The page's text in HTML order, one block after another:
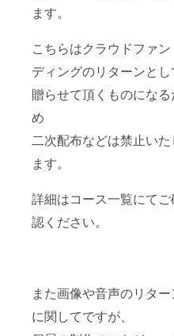
ます。
こちらはクラウドファン
ディングのリターンとし
贈らせて頂くものになる
め
二次配布などは禁止いた
ます。
詳細はコース一覧にてご
認ください。
また画像や音声のリター
に関してですが、